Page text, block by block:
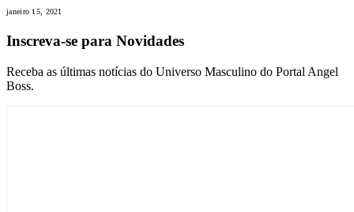
janeiro 15, 2021
Inscreva-se para Novidades
Receba as últimas notícias do Universo Masculino do Portal Angel
Boss.